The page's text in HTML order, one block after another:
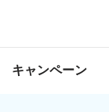
キャンペーン